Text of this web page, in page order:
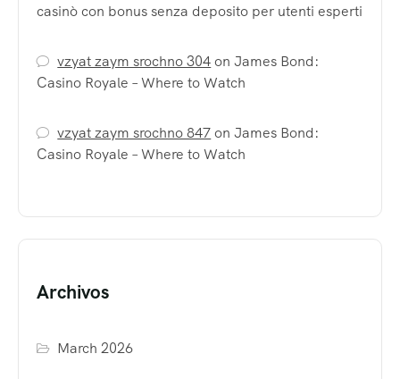
casinò con bonus senza deposito per utenti esperti
vzyat zaym srochno 304onJames Bond:
Casino Royale – Where to Watch
vzyat zaym srochno 847onJames Bond:
Casino Royale – Where to Watch
Archivos
March 2026